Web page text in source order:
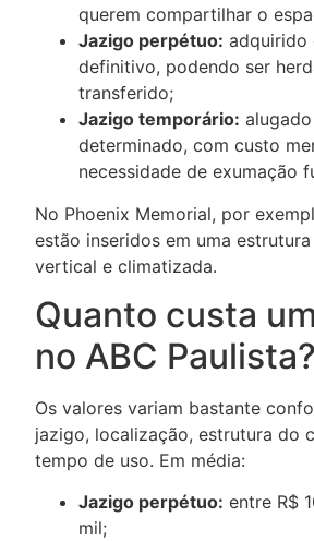
querem compartilhar o
Jazigo perpétuo: adquirido
definitivo, podendo ser
transferido;
Jazigo temporário:
determinado, com custo
necessidade de exumação
No Phoenix Memorial, por
estão inseridos em uma
vertical e climatizada.
Quanto custa
no ABC Paulista?
Os valores variam bastante
jazigo, localização, estrutura do
tempo de uso. Em média:
Jazigo perpétuo: entre R$
mil;